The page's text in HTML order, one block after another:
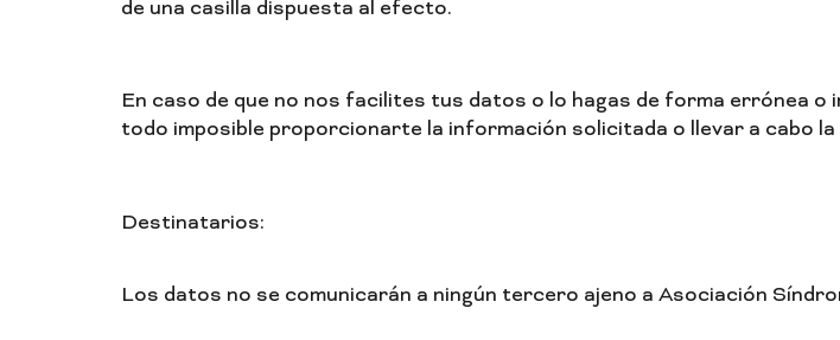
de una casilla dispuesta al efecto.
En caso de que no nos facilites tus datos o lo hagas de forma errónea
todo imposible proporcionarte la información solicitada o llevar a cabo
Destinatarios:
Los datos no se comunicarán a ningún tercero ajeno a Asociación